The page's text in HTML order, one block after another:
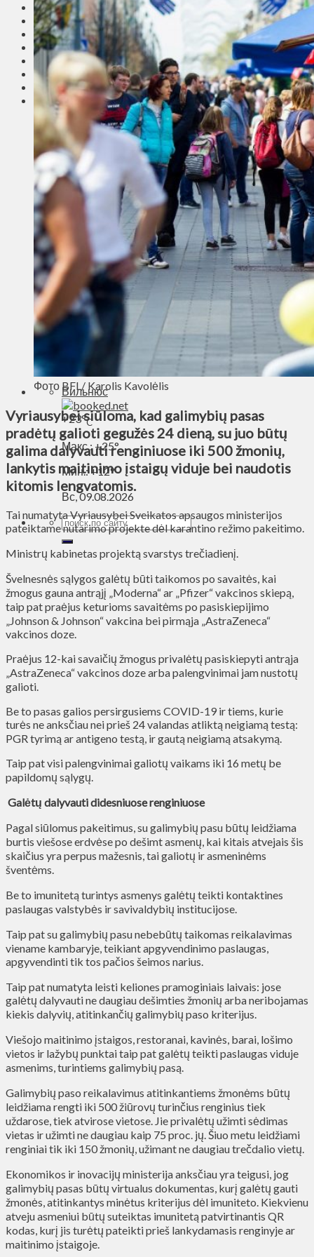
Соседи
Транспорт
Выбор читателей
Калейдоскоп
Армия
Сейм Литвы
Культура
Больше
Фоторепортаж
Туризм
ЛК рекомендует
Сеньорам
Образование
Здравоохранение
Экология
Происшествия
Приграничье
Деньги
Визиты
Выборы
Агроновости
Едим дома
Ищу семью
Духовное пространство
Спорт
Технологии
Энергетика
Вильнюс
+23°C
Макс.:+25°
Мин.:+12°
Вс, 09.08.2026
Фото BFL/ Karolis Kavolėlis
Vyriausybei siūloma, kad galimybių pasas
pradėtų galioti gegužės 24 dieną, su juo būtų
galima dalyvauti renginiuose iki 500 žmonių,
lankytis maitinimo įstaigų viduje bei naudotis
kitomis lengvatomis.
Tai numatyta Vyriausybei Sveikatos apsaugos ministerijos
pateiktame nutarimo projekte dėl karantino režimo pakeitimo.
Ministrų kabinetas projektą svarstys trečiadienį.
Švelnesnės sąlygos galėtų būti taikomos po savaitės, kai
žmogus gauna antrąjį „Moderna“ ar „Pfizer“ vakcinos skiepą,
taip pat praėjus keturioms savaitėms po pasiskiepijimo
„Johnson & Johnson“ vakcina bei pirmąja „AstraZeneca“
vakcinos doze.
Praėjus 12-kai savaičių žmogus privalėtų pasiskiepyti antrąja
„AstraZeneca“ vakcinos doze arba palengvinimai jam nustotų
galioti.
Be to pasas galios persirgusiems COVID-19 ir tiems, kurie
turės ne anksčiau nei prieš 24 valandas atliktą neigiamą testą:
PGR tyrimą ar antigeno testą, ir gautą neigiamą atsakymą.
Taip pat visi palengvinimai galiotų vaikams iki 16 metų be
papildomų sąlygų.
Galėtų dalyvauti didesniuose renginiuose
Pagal siūlomus pakeitimus, su galimybių pasu būtų leidžiama
burtis viešose erdvėse po dešimt asmenų, kai kitais atvejais šis
skaičius yra perpus mažesnis, tai galiotų ir asmeninėms
šventėms.
Be to imunitetą turintys asmenys galėtų teikti kontaktines
paslaugas valstybės ir savivaldybių institucijose.
Taip pat su galimybių pasu nebebūtų taikomas reikalavimas
viename kambaryje, teikiant apgyvendinimo paslaugas,
apgyvendinti tik tos pačios šeimos narius.
Taip pat numatyta leisti keliones pramoginiais laivais: jose
galėtų dalyvauti ne daugiau dešimties žmonių arba neribojamas
kiekis dalyvių, atitinkančių galimybių paso kriterijus.
Viešojo maitinimo įstaigos, restoranai, kavinės, barai, lošimo
vietos ir lažybų punktai taip pat galėtų teikti paslaugas viduje
asmenims, turintiems galimybių pasą.
Galimybių paso reikalavimus atitinkantiems žmonėms būtų
leidžiama rengti iki 500 žiūrovų turinčius renginius tiek
uždarose, tiek atvirose vietose. Jie privalėtų užimti sėdimas
vietas ir užimti ne daugiau kaip 75 proc. jų. Šiuo metu leidžiami
renginiai tik iki 150 žmonių, užimant ne daugiau trečdalio vietų.
Ekonomikos ir inovacijų ministerija anksčiau yra teigusi, jog
galimybių pasas būtų virtualus dokumentas, kurį galėtų gauti
žmonės, atitinkantys minėtus kriterijus dėl imuniteto. Kiekvienu
atveju asmeniui būtų suteiktas imunitetą patvirtinantis QR
kodas, kurį jis turėtų pateikti prieš lankydamasis renginyje ar
maitinimo įstaigoje.